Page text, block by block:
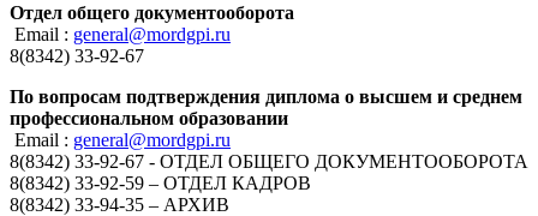
Отдел общего документооборота
Email : general@mordgpi.ru
8(8342) 33-92-67
По вопросам подтверждения диплома о высшем и среднем
профессиональном образовании
Email : general@mordgpi.ru
8(8342) 33-92-67 - ОТДЕЛ ОБЩЕГО ДОКУМЕНТООБОРОТА
8(8342) 33-92-59 – ОТДЕЛ КАДРОВ
8(8342) 33-94-35 – АРХИВ